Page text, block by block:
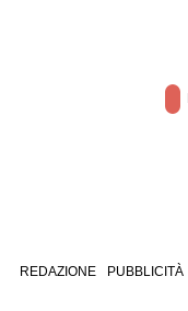
REDAZIONE PUBBLICITÀ